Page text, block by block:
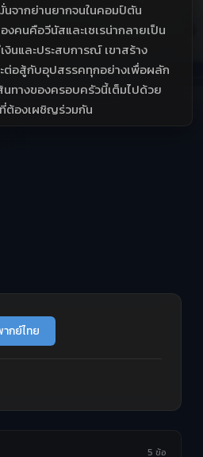
จากย่านยากจนในคอมป์ตัน
คนคือวีนัสและเซเรน่ากลายเป็น
งินและประสบการณ์ เขาสร้าง
ต่อสู้กับอุปสรรคทุกอย่างเพื่อผลัก
ทางของครอบครัวนี้เต็มไปด้วย
ต้องเผชิญร่วมกัน
กย์ไทย
5 ข้อ